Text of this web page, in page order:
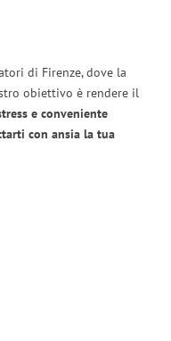
di Firenze, dove la
obiettivo è rendere il
e conveniente
con ansia la tua